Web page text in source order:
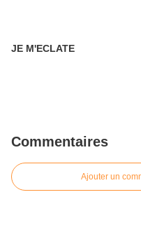
JE M'ECLATE
Commentaires
Ajouter un